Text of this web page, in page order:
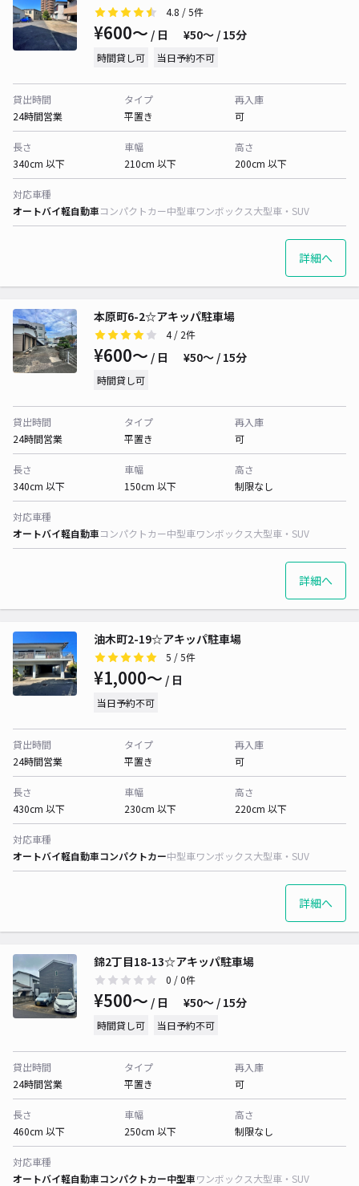
4.8 / 5件
¥600〜 / 日 ¥50〜 / 15分
時間貸し可 当日予約不可
貸出時間
24時間営業
タイプ
平置き
再入庫
可
長さ
340cm 以下
車幅
210cm 以下
高さ
200cm 以下
対応車種
オートバイ軽自動車コンパクトカー中型車ワンボックス大型車・SUV
詳細へ
本原町6-2☆アキッパ駐車場
4/ 2件
¥600〜 / 日 ¥50〜 / 15分
時間貸し可
貸出時間
24時間営業
タイプ
平置き
再入庫
可
長さ
340cm 以下
車幅
150cm 以下
高さ
制限なし
対応車種
オートバイ軽自動車コンパクトカー中型車ワンボックス大型車・SUV
詳細へ
油木町2-19☆アキッパ駐車場
5 / 5件
¥1,000〜 / 日
当日予約不可
貸出時間
24時間営業
タイプ
平置き
再入庫
可
長さ
430cm 以下
車幅
230cm 以下
高さ
220cm 以下
対応車種
オートバイ軽自動車コンパクトカー中型車ワンボックス大型車・SUV
詳細へ
錦2丁目18-13☆アキッパ駐車場
0 / 0件
¥500〜 / 日 ¥50〜 / 15分
時間貸し可 当日予約不可
貸出時間
24時間営業
タイプ
平置き
再入庫
可
長さ
460cm 以下
車幅
250cm 以下
高さ
制限なし
対応車種
オートバイ軽自動車コンパクトカー中型車ワンボックス大型車・SUV